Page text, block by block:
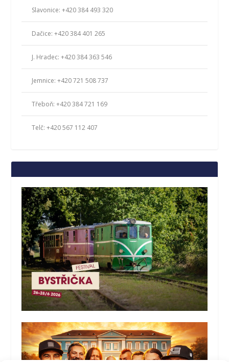
Slavonice: +420 384 493 320
Dačice: +420 384 401 265
J. Hradec: +420 384 363 546
Jemnice: +420 721 508 737
Třeboň: +420 384 721 169
Telč: +420 567 112 407